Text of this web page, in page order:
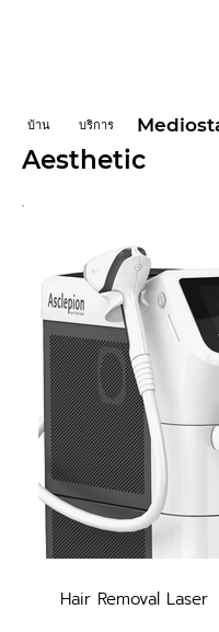
บ้าน บริการ
Aesthetic
Hair Removal Laser